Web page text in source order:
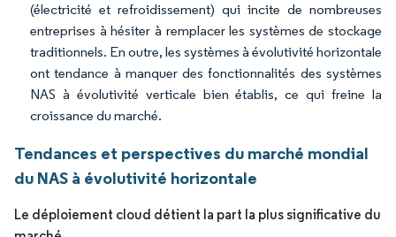
(électricité et refroidissement) qui incite de nombreuses
entreprises à hésiter à remplacer les systèmes de stockage
traditionnels. En outre, les systèmes à évolutivité horizontale
ont tendance à manquer des fonctionnalités des systèmes
NAS à évolutivité verticale bien établis, ce qui freine la
croissance du marché.
Tendances et perspectives du marché mondial
du NAS à évolutivité horizontale
Le déploiement cloud détient la part la plus significative du